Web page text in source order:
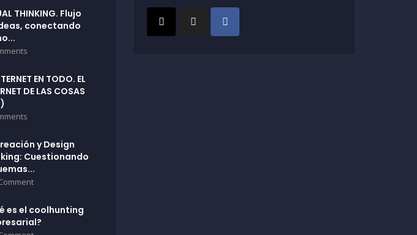
THINKING. Flujo
conectando
EN TODO. EL
DE LAS COSAS
y Design
Cuestionando
es el coolhunting